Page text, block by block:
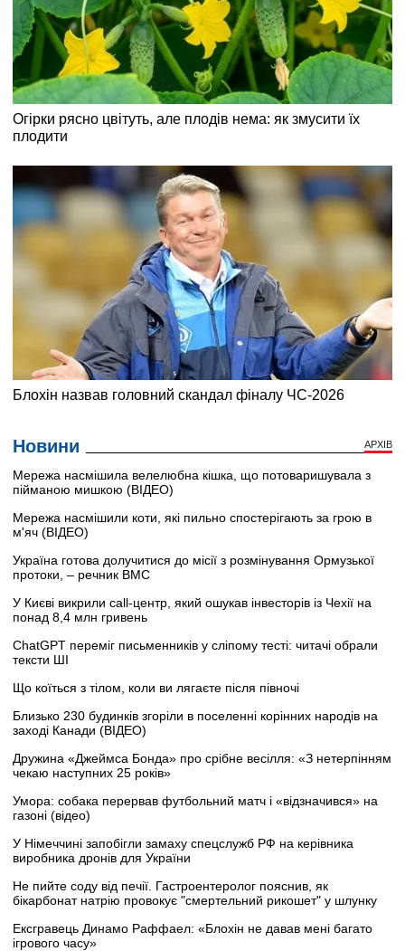
Новини АРХІВ
Мережа насмішила велелюбна кішка, що потоваришувала з
пійманою мишкою (ВІДЕО)
Мережа насмішили коти, які пильно спостерігають за грою в
м'яч (ВІДЕО)
Україна готова долучитися до місії з розмінування Ормузької
протоки, – речник ВМС
У Києві викрили call-центр, який ошукав інвесторів із Чехії на
понад 8,4 млн гривень
ChatGPT переміг письменників у сліпому тесті: читачі обрали
тексти ШІ
Що коїться з тілом, коли ви лягаєте після півночі
Близько 230 будинків згоріли в поселенні корінних народів на
заході Канади (ВІДЕО)
Дружина «Джеймса Бонда» про срібне весілля: «З нетерпінням
чекаю наступних 25 років»
Умора: собака перервав футбольний матч і «відзначився» на
газоні (відео)
У Німеччині запобігли замаху спецслужб РФ на керівника
виробника дронів для України
Не пийте соду від печії. Гастроентеролог пояснив, як
бікарбонат натрію провокує "смертельний рикошет" у шлунку
Ексгравець Динамо Раффаел: «Блохін не давав мені багато
ігрового часу»